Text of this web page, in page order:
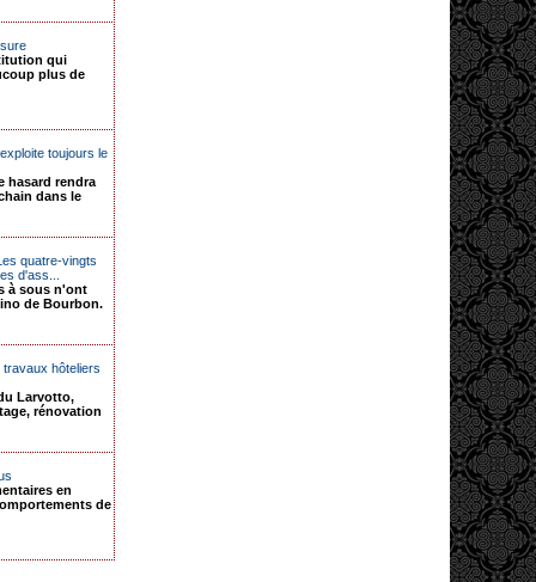
qui
plus de
toujours le
hasard rendra
dans le
quatre-vingts
d'ass...
à sous n'ont
de Bourbon.
hôteliers
Larvotto,
rénovation
en
de